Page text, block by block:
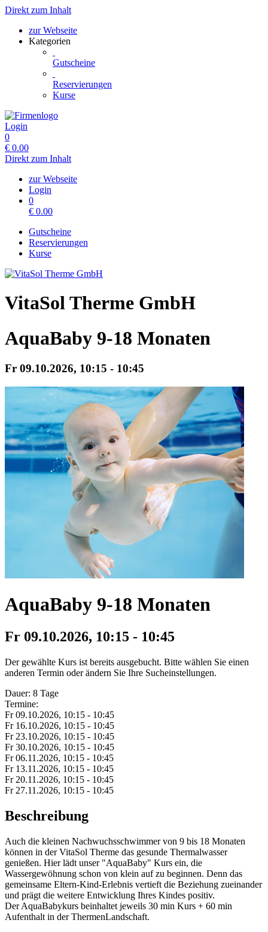
Direkt zum Inhalt
zur Webseite
Kategorien
Gutscheine
Reservierungen
Kurse
Login
0
€ 0.00
Direkt zum Inhalt
zur Webseite
Login
0
€ 0.00
Gutscheine
Reservierungen
Kurse
VitaSol Therme GmbH
AquaBaby 9-18 Monaten
Fr 09.10.2026, 10:15 - 10:45
AquaBaby 9-18 Monaten
Fr 09.10.2026, 10:15 - 10:45
Der gewählte Kurs ist bereits ausgebucht. Bitte wählen Sie einen
anderen Termin oder ändern Sie Ihre Sucheinstellungen.
Dauer: 8 Tage
Termine:
Fr 09.10.2026, 10:15 - 10:45
Fr 16.10.2026, 10:15 - 10:45
Fr 23.10.2026, 10:15 - 10:45
Fr 30.10.2026, 10:15 - 10:45
Fr 06.11.2026, 10:15 - 10:45
Fr 13.11.2026, 10:15 - 10:45
Fr 20.11.2026, 10:15 - 10:45
Fr 27.11.2026, 10:15 - 10:45
Beschreibung
Auch die kleinen Nachwuchsschwimmer von 9 bis 18 Monaten
können in der VitaSol Therme das gesunde Thermalwasser
genießen. Hier lädt unser "AquaBaby" Kurs ein, die
Wassergewöhnung schon von klein auf zu beginnen. Denn das
gemeinsame Eltern-Kind-Erlebnis vertieft die Beziehung zueinander
und prägt die weitere Entwicklung Ihres Kindes positiv.
Der AquaBabykurs beinhaltet jeweils 30 min Kurs + 60 min
Aufenthalt in der ThermenLandschaft.